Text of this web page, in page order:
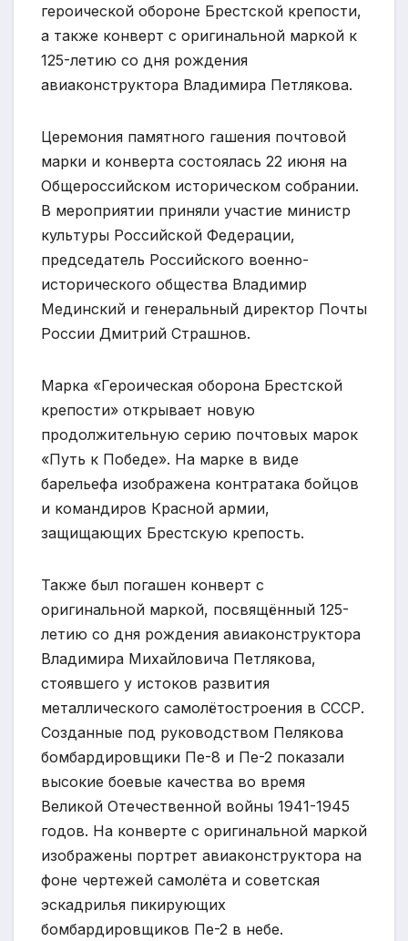
героической обороне Брестской крепости,
а также конверт с оригинальной маркой к
125-летию со дня рождения
авиаконструктора Владимира Петлякова.
Церемония памятного гашения почтовой
марки и конверта состоялась 22 июня на
Общероссийском историческом собрании.
В мероприятии приняли участие министр
культуры Российской Федерации,
председатель Российского военно-
исторического общества Владимир
Мединский и генеральный директор Почты
России Дмитрий Страшнов.
Марка «Героическая оборона Брестской
крепости» открывает новую
продолжительную серию почтовых марок
«Путь к Победе». На марке в виде
барельефа изображена контратака бойцов
и командиров Красной армии,
защищающих Брестскую крепость.
Также был погашен конверт с
оригинальной маркой, посвящённый 125-
летию со дня рождения авиаконструктора
Владимира Михайловича Петлякова,
стоявшего у истоков развития
металлического самолётостроения в СССР.
Созданные под руководством Пелякова
бомбардировщики Пе-8 и Пе-2 показали
высокие боевые качества во время
Великой Отечественной войны 1941-1945
годов. На конверте с оригинальной маркой
изображены портрет авиаконструктора на
фоне чертежей самолёта и советская
эскадрилья пикирующих
бомбардировщиков Пе-2 в небе.